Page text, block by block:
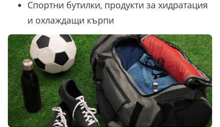
Спортни бутилки, продукти за хидратация
и охлаждащи кърпи